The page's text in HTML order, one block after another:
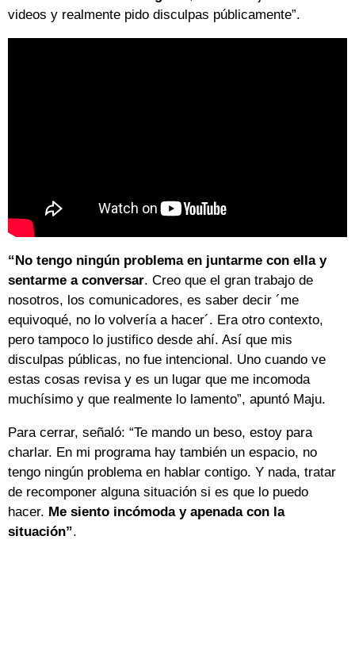
videos y realmente pido disculpas públicamente”.
“No tengo ningún problema en juntarme con ella y
sentarme a conversar. Creo que el gran trabajo de
nosotros, los comunicadores, es saber decir ´me
equivoqué, no lo volvería a hacer´. Era otro contexto,
pero tampoco lo justifico desde ahí. Así que mis
disculpas públicas, no fue intencional. Uno cuando ve
estas cosas revisa y es un lugar que me incomoda
muchísimo y que realmente lo lamento”, apuntó Maju.
Para cerrar, señaló: “Te mando un beso, estoy para
charlar. En mi programa hay también un espacio, no
tengo ningún problema en hablar contigo. Y nada, tratar
de recomponer alguna situación si es que lo puedo
hacer. Me siento incómoda y apenada con la
situación”.